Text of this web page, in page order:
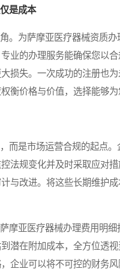
是成本
为萨摩亚医疗器械资质办
业的办理服务能确保您以
损失。一次成功的注册也
衡价格与价值，选择能够
是市场运营合规的起点。
法规变化并及时采取应对
与改进。将这些长期维护
亚医疗器械办理费用明细
潜在附加成本，全方位透
企业可以将不可控的财务